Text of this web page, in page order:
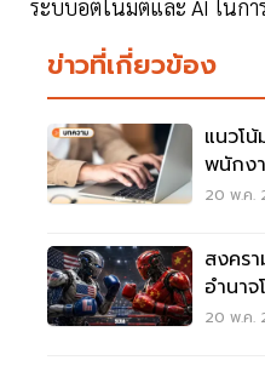
ระบบอัตโนมัติและ AI ในก
ข่าวที่เกี่ยวข้อง
แนวโน้
พนักง
20 พ.ค.
สงคร
อำนา
มั่นคง
20 พ.ค.